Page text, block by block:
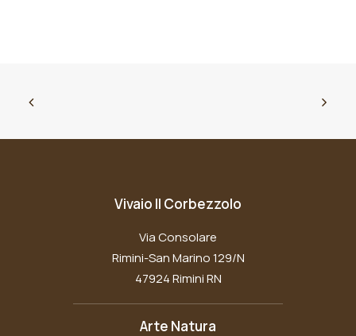
Vivaio Il Corbezzolo
Via Consolare
Rimini-San Marino 129/N
47924 Rimini RN
Arte Natura